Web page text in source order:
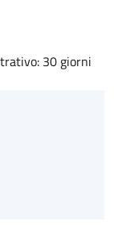
30 giorni